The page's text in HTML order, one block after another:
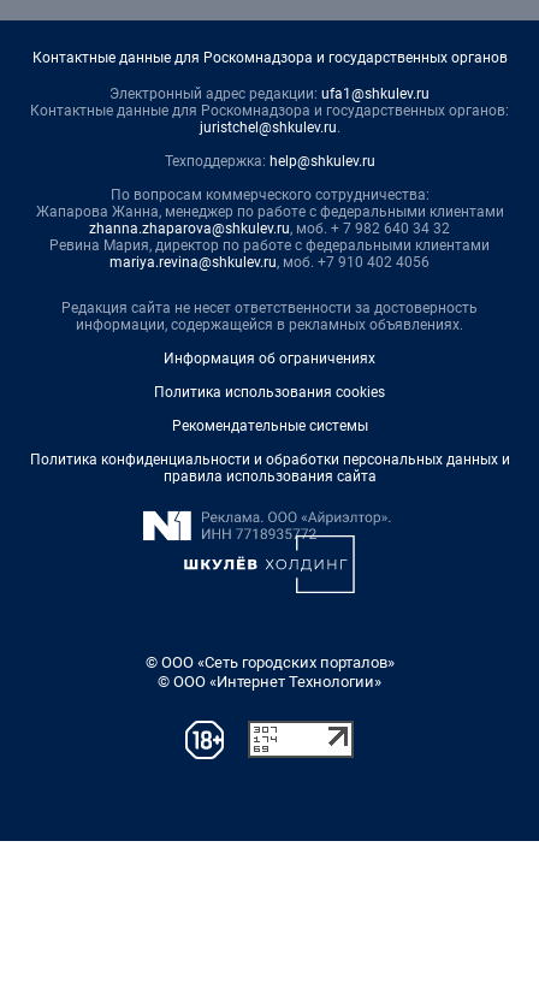
Контактные данные для Роскомнадзора и государственных органов
Электронный адрес редакции: ufa1@shkulev.ru
Контактные данные для Роскомнадзора и государственных органов:
juristchel@shkulev.ru.
Техподдержка: help@shkulev.ru
По вопросам коммерческого сотрудничества:
Жапарова Жанна, менеджер по работе с федеральными клиентами
zhanna.zhaparova@shkulev.ru, моб. + 7 982 640 34 32
Ревина Мария, директор по работе с федеральными клиентами
mariya.revina@shkulev.ru, моб. +7 910 402 4056
Редакция сайта не несет ответственности за достоверность
информации, содержащейся в рекламных объявлениях.
Информация об ограничениях
Политика использования cookies
Рекомендательные системы
Политика конфиденциальности и обработки персональных данных и
правила использования сайта
© ООО «Сеть городских порталов»
© ООО «Интернет Технологии»